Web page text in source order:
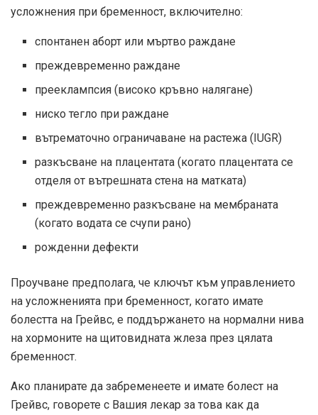
усложнения при бременност, включително:
спонтанен аборт или мъртво раждане
преждевременно раждане
прееклампсия (високо кръвно налягане)
ниско тегло при раждане
вътрематочно ограничаване на растежа (IUGR)
разкъсване на плацентата (когато плацентата се
отделя от вътрешната стена на матката)
преждевременно разкъсване на мембраната
(когато водата се счупи рано)
рожденни дефекти
Проучване предполага, че ключът към управлението
на усложненията при бременност, когато имате
болестта на Грейвс, е поддържането на нормални нива
на хормоните на щитовидната жлеза през цялата
бременност.
Ако планирате да забременеете и имате болест на
Грейвс, говорете с Вашия лекар за това как да